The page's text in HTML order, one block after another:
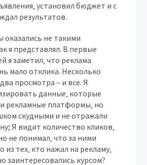
установил бюджет и с
результатов.
оказались не такими
я представлял. В первые
я заметил‚ что реклама
мало отклика. Несколько
просмотра – и все. Я
данные‚ которые
рекламные платформы‚ но
скудными и не отражали
Я видит количество кликов‚
не понимал‚ что за ними
из тех‚ кто нажал на рекламу‚
заинтересовались курсом?